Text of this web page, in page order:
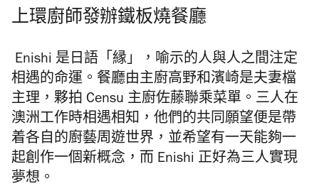
上環廚師發辦鐵板燒餐廳
Enishi 是日語「縁」，喻示的人與人之間注定
相遇的命運。餐廳由主廚高野和濱崎是夫妻檔
主理，夥拍 Censu 主廚佐藤聯乘菜單。三人在
澳洲工作時相遇相知，他們的共同願望便是帶
着各自的廚藝周遊世界，並希望有一天能夠一
起創作一個新概念，而 Enishi 正好為三人實現
夢想。